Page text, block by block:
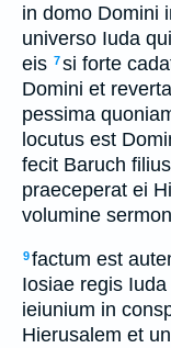
in domo Domini
universo Iuda
eis 7si forte
Domini et
pessima
locutus est
fecit Baruch
praeceperat ei
volumine
9factum est
Iosiae regis
ieiunium in
Hierusalem et